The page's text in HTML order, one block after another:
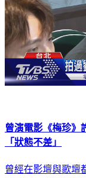
曾演電影《梅珍
「狀態不差」
曾經在影壇與歌壇